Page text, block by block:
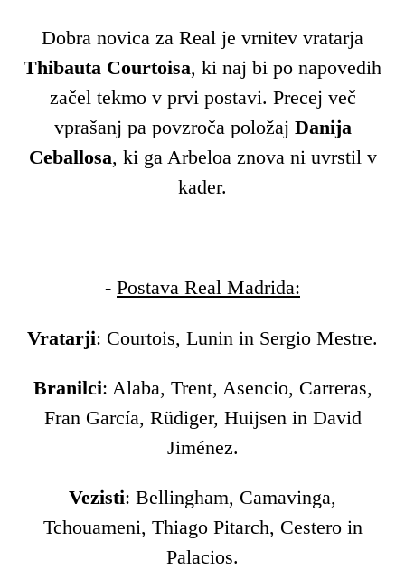
Dobra novica za Real je vrnitev vratarja
Thibauta Courtoisa, ki naj bi po napovedih
začel tekmo v prvi postavi. Precej več
vprašanj pa povzroča položaj Danija
Ceballosa, ki ga Arbeloa znova ni uvrstil v
kader.
- Postava Real Madrida:
Vratarji: Courtois, Lunin in Sergio Mestre.
Branilci: Alaba, Trent, Asencio, Carreras,
Fran García, Rüdiger, Huijsen in David
Jiménez.
Vezisti: Bellingham, Camavinga,
Tchouameni, Thiago Pitarch, Cestero in
Palacios.